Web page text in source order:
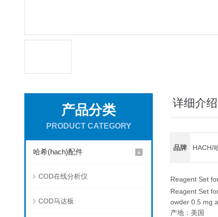
产品分类
PRODUCT CATEGORY
哈希(hach)配件
COD在线分析仪
COD马达板
详细介绍
品牌 HACH/
Reagent Set
Reagent Set
owder 0.5 mg
产地：美国